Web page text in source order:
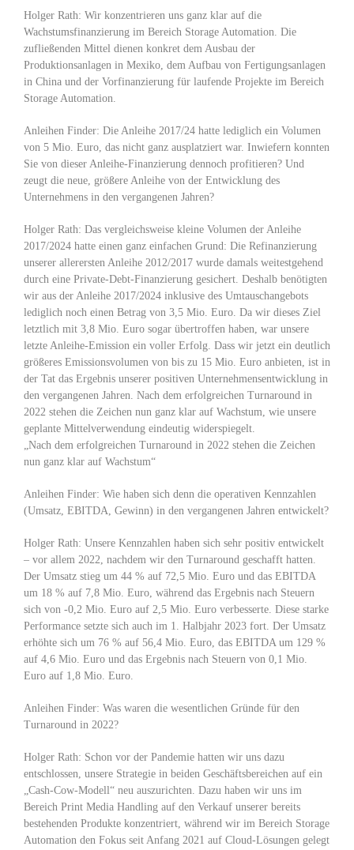
Holger Rath: Wir konzentrieren uns ganz klar auf die
Wachstumsfinanzierung im Bereich Storage Automation. Die
zufließenden Mittel dienen konkret dem Ausbau der
Produktionsanlagen in Mexiko, dem Aufbau von Fertigungsanlagen
in China und der Vorfinanzierung für laufende Projekte im Bereich
Storage Automation.
Anleihen Finder: Die Anleihe 2017/24 hatte lediglich ein Volumen
von 5 Mio. Euro, das nicht ganz ausplatziert war. Inwiefern konnten
Sie von dieser Anleihe-Finanzierung dennoch profitieren? Und
zeugt die neue, größere Anleihe von der Entwicklung des
Unternehmens in den vergangenen Jahren?
Holger Rath: Das vergleichsweise kleine Volumen der Anleihe
2017/2024 hatte einen ganz einfachen Grund: Die Refinanzierung
unserer allerersten Anleihe 2012/2017 wurde damals weitestgehend
durch eine Private-Debt-Finanzierung gesichert. Deshalb benötigten
wir aus der Anleihe 2017/2024 inklusive des Umtauschangebots
lediglich noch einen Betrag von 3,5 Mio. Euro. Da wir dieses Ziel
letztlich mit 3,8 Mio. Euro sogar übertroffen haben, war unsere
letzte Anleihe-Emission ein voller Erfolg. Dass wir jetzt ein deutlich
größeres Emissionsvolumen von bis zu 15 Mio. Euro anbieten, ist in
der Tat das Ergebnis unserer positiven Unternehmensentwicklung in
den vergangenen Jahren. Nach dem erfolgreichen Turnaround in
2022 stehen die Zeichen nun ganz klar auf Wachstum, wie unsere
geplante Mittelverwendung eindeutig widerspiegelt.
„Nach dem erfolgreichen Turnaround in 2022 stehen die Zeichen
nun ganz klar auf Wachstum“
Anleihen Finder: Wie haben sich denn die operativen Kennzahlen
(Umsatz, EBITDA, Gewinn) in den vergangenen Jahren entwickelt?
Holger Rath: Unsere Kennzahlen haben sich sehr positiv entwickelt
– vor allem 2022, nachdem wir den Turnaround geschafft hatten.
Der Umsatz stieg um 44 % auf 72,5 Mio. Euro und das EBITDA
um 18 % auf 7,8 Mio. Euro, während das Ergebnis nach Steuern
sich von -0,2 Mio. Euro auf 2,5 Mio. Euro verbesserte. Diese starke
Performance setzte sich auch im 1. Halbjahr 2023 fort. Der Umsatz
erhöhte sich um 76 % auf 56,4 Mio. Euro, das EBITDA um 129 %
auf 4,6 Mio. Euro und das Ergebnis nach Steuern von 0,1 Mio.
Euro auf 1,8 Mio. Euro.
Anleihen Finder: Was waren die wesentlichen Gründe für den
Turnaround in 2022?
Holger Rath: Schon vor der Pandemie hatten wir uns dazu
entschlossen, unsere Strategie in beiden Geschäftsbereichen auf ein
„Cash-Cow-Modell“ neu auszurichten. Dazu haben wir uns im
Bereich Print Media Handling auf den Verkauf unserer bereits
bestehenden Produkte konzentriert, während wir im Bereich Storage
Automation den Fokus seit Anfang 2021 auf Cloud-Lösungen gelegt